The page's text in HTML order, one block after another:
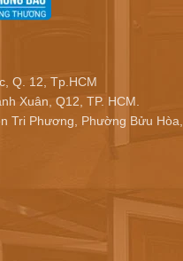
Q. 12, Tp.HCM
Xuân, Q12, TP. HCM.
Tri Phương, Phường Bửu Hòa,